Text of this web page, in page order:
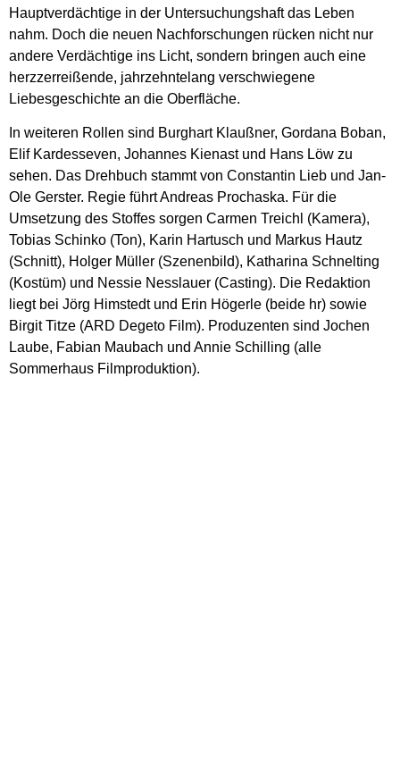
Hauptverdächtige in der Untersuchungshaft das Leben
nahm. Doch die neuen Nachforschungen rücken nicht nur
andere Verdächtige ins Licht, sondern bringen auch eine
herzzerreißende, jahrzehntelang verschwiegene
Liebesgeschichte an die Oberfläche.
In weiteren Rollen sind Burghart Klaußner, Gordana Boban,
Elif Kardesseven, Johannes Kienast und Hans Löw zu
sehen. Das Drehbuch stammt von Constantin Lieb und Jan-
Ole Gerster. Regie führt Andreas Prochaska. Für die
Umsetzung des Stoffes sorgen Carmen Treichl (Kamera),
Tobias Schinko (Ton), Karin Hartusch und Markus Hautz
(Schnitt), Holger Müller (Szenenbild), Katharina Schnelting
(Kostüm) und Nessie Nesslauer (Casting). Die Redaktion
liegt bei Jörg Himstedt und Erin Högerle (beide hr) sowie
Birgit Titze (ARD Degeto Film). Produzenten sind Jochen
Laube, Fabian Maubach und Annie Schilling (alle
Sommerhaus Filmproduktion).